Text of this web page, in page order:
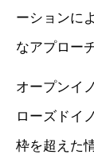
ーションに
なアプロー
オープンイ
ローズドイ
枠を超えた